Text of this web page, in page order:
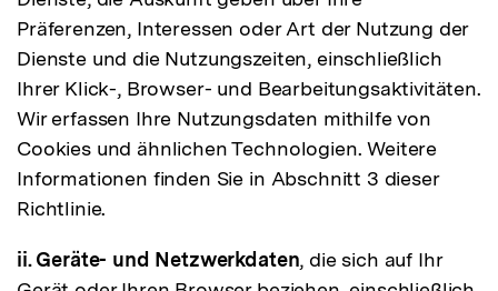
Präferenzen, Interessen oder Art der Nutzung der
Dienste und die Nutzungszeiten, einschließlich
Ihrer Klick-, Browser- und Bearbeitungsaktivitäten.
Wir erfassen Ihre Nutzungsdaten mithilfe von
Cookies und ähnlichen Technologien. Weitere
Informationen finden Sie in Abschnitt 3 dieser
Richtlinie.
ii. Geräte- und Netzwerkdaten, die sich auf Ihr